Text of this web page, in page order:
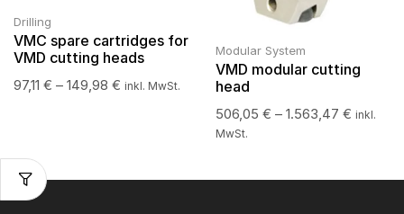
Drilling
VMC spare cartridges for
VMD cutting heads
97,11 € – 149,98 € inkl. MwSt.
Modular System
VMD modular cutting
head
506,05 € – 1.563,47 € inkl.
MwSt.